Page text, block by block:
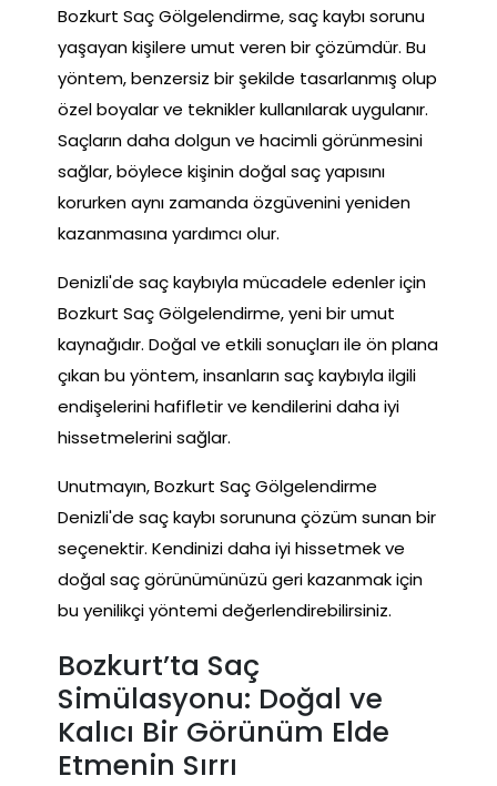
Bozkurt Saç Gölgelendirme, saç kaybı sorunu
yaşayan kişilere umut veren bir çözümdür. Bu
yöntem, benzersiz bir şekilde tasarlanmış olup
özel boyalar ve teknikler kullanılarak uygulanır.
Saçların daha dolgun ve hacimli görünmesini
sağlar, böylece kişinin doğal saç yapısını
korurken aynı zamanda özgüvenini yeniden
kazanmasına yardımcı olur.
Denizli'de saç kaybıyla mücadele edenler için
Bozkurt Saç Gölgelendirme, yeni bir umut
kaynağıdır. Doğal ve etkili sonuçları ile ön plana
çıkan bu yöntem, insanların saç kaybıyla ilgili
endişelerini hafifletir ve kendilerini daha iyi
hissetmelerini sağlar.
Unutmayın, Bozkurt Saç Gölgelendirme
Denizli'de saç kaybı sorununa çözüm sunan bir
seçenektir. Kendinizi daha iyi hissetmek ve
doğal saç görünümünüzü geri kazanmak için
bu yenilikçi yöntemi değerlendirebilirsiniz.
Bozkurt’ta Saç
Simülasyonu: Doğal ve
Kalıcı Bir Görünüm Elde
Etmenin Sırrı